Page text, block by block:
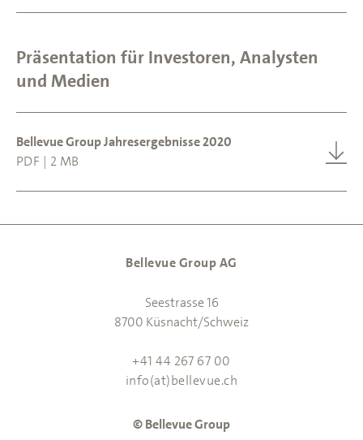
Präsentation für Investoren, Analysten
und Medien
Bellevue Group Jahresergebnisse 2020
PDF | 2 MB
Bellevue Group AG
Seestrasse 16
8700 Küsnacht/Schweiz
+41 44 267 67 00
info(at)bellevue.ch
© Bellevue Group